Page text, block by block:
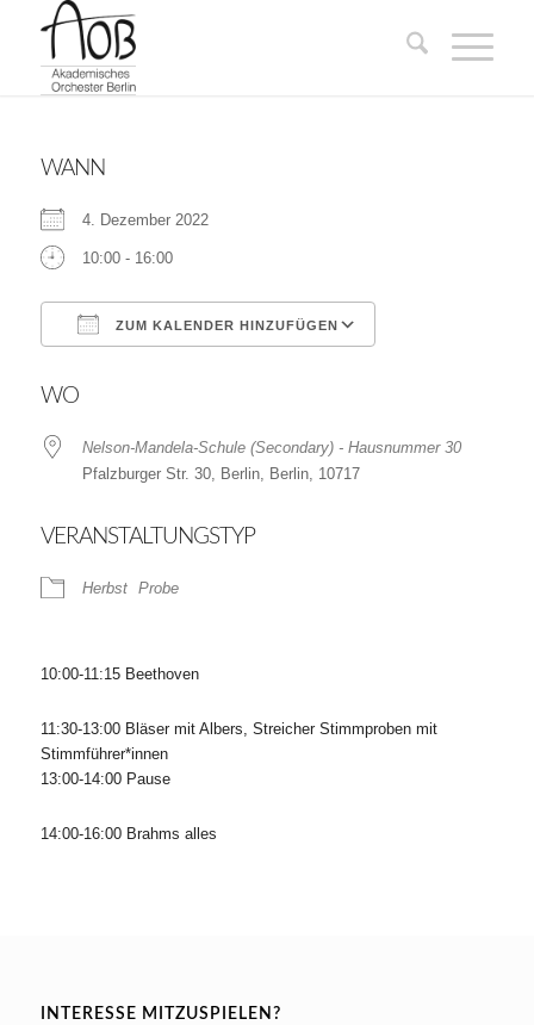
WANN
4. Dezember 2022
10:00 - 16:00
ZUM KALENDER HINZUFÜGEN
WO
Nelson-Mandela-Schule (Secondary) - Hausnummer 30
Pfalzburger Str. 30, Berlin, Berlin, 10717
VERANSTALTUNGSTYP
Herbst Probe
10:00-11:15 Beethoven
11:30-13:00 Bläser mit Albers, Streicher Stimmproben mit
Stimmführer*innen
13:00-14:00 Pause
14:00-16:00 Brahms alles
INTERESSE MITZUSPIELEN?